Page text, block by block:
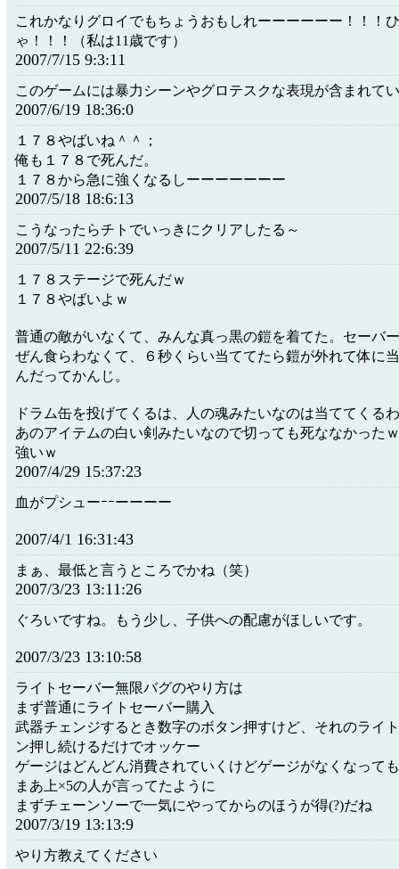
これかなりグロイでもちょうおもしれーーーーーー！！！
ゃ！！！（私は11歳です）
2007/7/15 9:3:11
このゲームには暴力シーンやグロテスクな表現が含まれて
2007/6/19 18:36:0
１７８やばいね＾＾；
俺も１７８で死んだ。
１７８から急に強くなるしーーーーーーー
2007/5/18 18:6:13
こうなったらチトでいっきにクリアしたる～
2007/5/11 22:6:39
１７８ステージで死んだｗ
１７８やばいよｗ
普通の敵がいなくて、みんな真っ黒の鎧を着てた。セーバ
ぜん食らわなくて、６秒くらい当ててたら鎧が外れて体に
んだってかんじ。
ドラム缶を投げてくるは、人の魂みたいなのは当ててくる
あのアイテムの白い剣みたいなので切っても死ななかったｗ
強いｗ
2007/4/29 15:37:23
血がプシューｰｰーーーー
2007/4/1 16:31:43
まぁ、最低と言うところでかね（笑）
2007/3/23 13:11:26
ぐろいですね。もう少し、子供への配慮がほしいです。
2007/3/23 13:10:58
ライトセーバー無限バグのやり方は
まず普通にライトセーバー購入
武器チェンジするとき数字のボタン押すけど、それのライ
ン押し続けるだけでオッケー
ゲージはどんどん消費されていくけどゲージがなくなって
まあ上×5の人が言ってたように
まずチェーンソーで一気にやってからのほうが得(?)だね
2007/3/19 13:13:9
やり方教えてください